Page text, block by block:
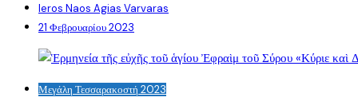
Ieros Naos Agias Varvaras
21 Φεβρουαρίου 2023
Μεγάλη Τεσσαρακοστή 2023